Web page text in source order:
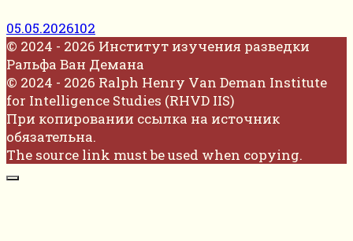
05.05.2026102
© 2024 - 2026 Институт изучения разведки
Ральфа Ван Демана
© 2024 - 2026 Ralph Henry Van Deman Institute
for Intelligence Studies (RHVD IIS)
При копировании ссылка на источник
обязательна.
The source link must be used when copying.